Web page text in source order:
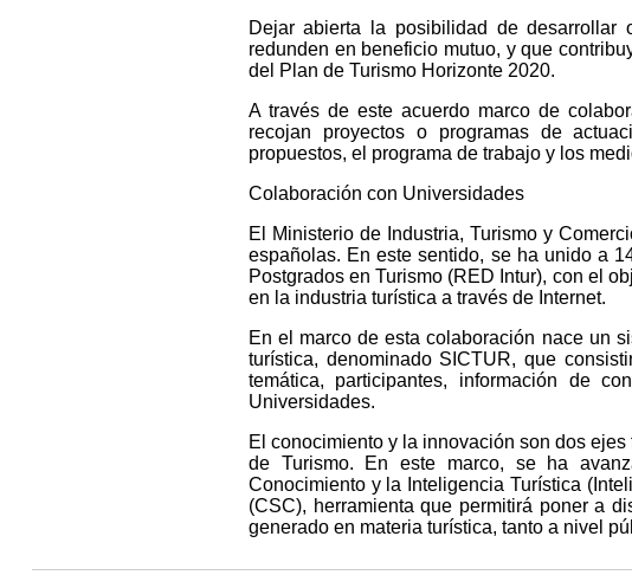
Dejar abierta la posibilidad de desarrollar
redunden en beneficio mutuo, y que
del Plan de Turismo Horizonte 2020.
A través de este acuerdo marco de
recojan proyectos o programas de
propuestos, el programa de trabajo y los
Colaboración con Universidades
El Ministerio de Industria, Turismo y
españolas. En este sentido, se ha unido a
Postgrados en Turismo (RED Intur), con el
en la industria turística a través de Internet.
En el marco de esta colaboración nace un
turística, denominado SICTUR, que
temática, participantes, información de
Universidades.
El conocimiento y la innovación son dos
de Turismo. En este marco, se ha
Conocimiento y la Inteligencia Turística
(CSC), herramienta que permitirá poner a
generado en materia turística, tanto a nivel